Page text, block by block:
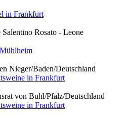
in Frankfurt
Rosato - Leone
Nieger/Baden/Deutschland
in Frankfurt
von Buhl/Pfalz/Deutschland
in Frankfurt